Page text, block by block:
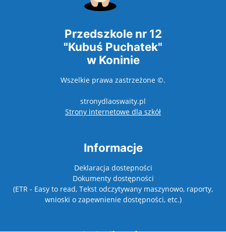
Przedszkole nr 12
"Kubuś Puchatek"
w Koninie
Wszelkie prawa zastrzeżone ©.
stronydlaoswaity.pl
Strony internetowe dla szkółotwiera się w
Informacje
Deklaracja dostepności
Dokumenty dostępności
(ETR - Easy to read, Tekst odczytywany maszynowo, raporty,
wnioski o zapewnienie dostępności, etc.)